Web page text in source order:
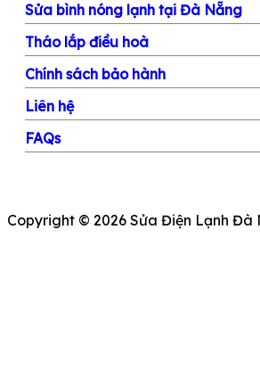
Sửa bình nóng lạnh tại Đà Nẵng
Tháo lắp điều hoà
Chính sách bảo hành
Liên hệ
FAQs
Copyright © 2026 Sửa Điện Lạnh Đà